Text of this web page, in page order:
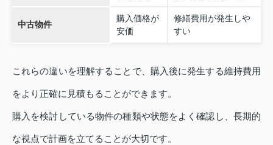
中古物件
購入価格が
安価
修繕費用が発生しや
すい
これらの違いを理解することで、購入後に発生する維持費用
をより正確に見積もることができます。
購入を検討している物件の種類や状態をよく確認し、長期的
な視点で計画を立てることが大切です。